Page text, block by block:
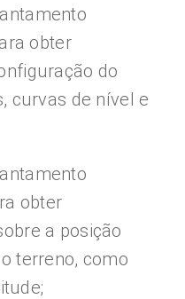
obter
do
curvas de nível e
obter
a posição
terreno, como